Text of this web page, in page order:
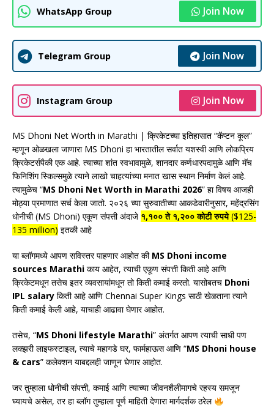
WhatsApp Group Join Now
Telegram Group Join Now
Instagram Group Join Now
MS Dhoni Net Worth in Marathi | क्रिकेटच्या इतिहासात “कॅप्टन कूल”
म्हणून ओळखला जाणारा MS Dhoni हा भारतातील सर्वात यशस्वी आणि लोकप्रिय
क्रिकेटर्सपैकी एक आहे. त्याच्या शांत स्वभावामुळे, शानदार कर्णधारपदामुळे आणि मॅच
फिनिशिंग स्किल्समुळे त्याने लाखो चाहत्यांच्या मनात खास स्थान निर्माण केलं आहे.
त्यामुळेच “MS Dhoni Net Worth in Marathi 2026” हा विषय आजही
मोठ्या प्रमाणात सर्च केला जातो. २०२६ च्या सुरुवातीच्या आकडेवारीनुसार, महेंद्रसिंग
धोनीची (MS Dhoni) एकूण संपत्ती अंदाजे १,१०० ते १,२०० कोटी रुपये($125-
135 million) इतकी आहे
या ब्लॉगमध्ये आपण सविस्तर पाहणार आहोत की MS Dhoni income
sources Marathi काय आहेत, त्याची एकूण संपत्ती किती आहे आणि
क्रिकेटमधून तसेच इतर व्यवसायांमधून तो किती कमाई करतो. यासोबतच Dhoni
IPL salary किती आहे आणि Chennai Super Kings साठी खेळताना त्याने
किती कमाई केली आहे, याचाही आढावा घेणार आहोत.
तसेच, “MS Dhoni lifestyle Marathi” अंतर्गत आपण त्याची साधी पण
लक्झरी लाइफस्टाइल, त्याचे महागडे घर, फार्महाऊस आणि “MS Dhoni house
& cars” कलेक्शन याबद्दलही जाणून घेणार आहोत.
जर तुम्हाला धोनीची संपत्ती, कमाई आणि त्याच्या जीवनशैलीमागचे रहस्य समजून
घ्यायचे असेल, तर हा ब्लॉग तुम्हाला पूर्ण माहिती देणारा मार्गदर्शक ठरेल